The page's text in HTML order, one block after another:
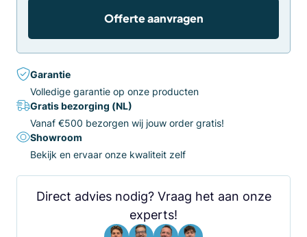
Offerte aanvragen
Garantie
Volledige garantie op onze producten
Gratis bezorging (NL)
Vanaf €500 bezorgen wij jouw order gratis!
Showroom
Bekijk en ervaar onze kwaliteit zelf
Direct advies nodig? Vraag het aan onze
experts!